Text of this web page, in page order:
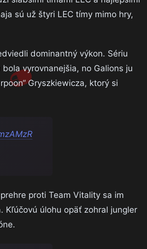
sú už štyri LEC tímy mimo hry,
dominantný výkon. Sériu
vyrovnanejšia, no Galions ju
Gryszkiewicza, ktorý si
proti Team Vitality sa im
úlohu opäť zohral jungler